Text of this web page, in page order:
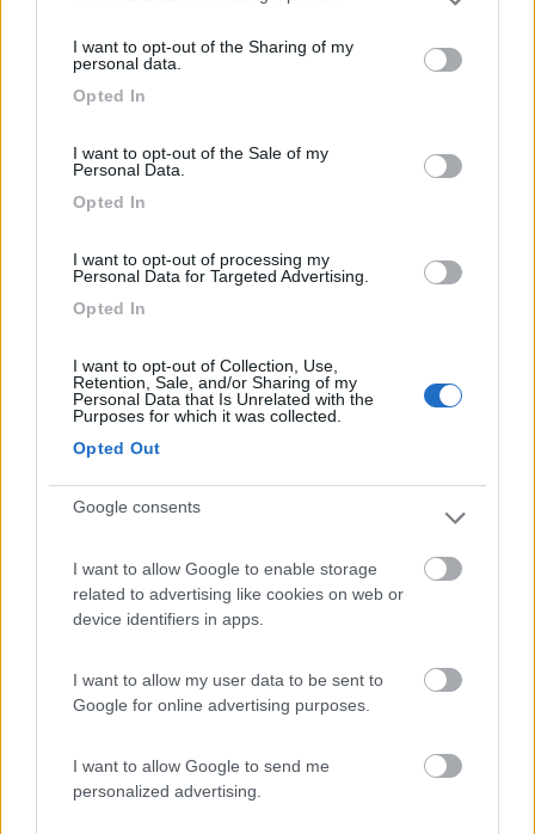
Please note that this website/app uses one or more Google
not limited to your visit or usage behaviour. You may click to
grant or deny consent to Google and its third-party tags to
use your data for below specified purposes in below Google
I want to opt-out of the Sharing of my
personal data.
Opted In
I want to opt-out of the Sale of my
Personal Data.
Opted In
I want to opt-out of processing my
Personal Data for Targeted Advertising.
Opted In
I want to opt-out of Collection, Use,
Retention, Sale, and/or Sharing of my
Personal Data that Is Unrelated with the
Purposes for which it was collected.
Opted Out
Google consents
I want to allow Google to enable storage
related to advertising like cookies on web or
device identifiers in apps.
I want to allow my user data to be sent to
Google for online advertising purposes.
I want to allow Google to send me
personalized advertising.
Sono partito dal lato inferiore, dove potevo vedere il
perimetro della struttura praticando un forellino sottile
con una plastica il foro lato cellula, con un flessibile a
batteria ho praticato i tagli, usando una striscia di carta
gommata come riferimento per andare diritto.